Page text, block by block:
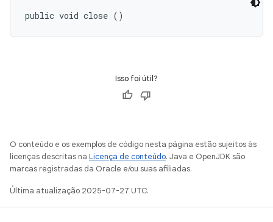
public void close ()
Isso foi útil?
O conteúdo e os exemplos de código nesta página estão sujeitos às
licenças descritas na Licença de conteúdo. Java e OpenJDK são
marcas registradas da Oracle e/ou suas afiliadas.
Última atualização 2025-07-27 UTC.